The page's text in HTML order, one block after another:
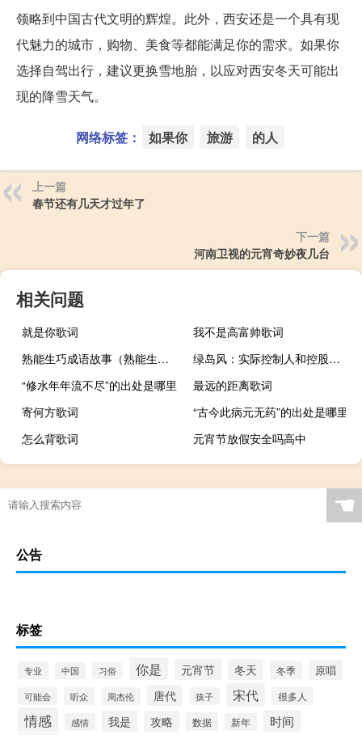
领略到中国古代文明的辉煌。此外，西安还是一个具有现
代魅力的城市，购物、美食等都能满足你的需求。如果你
选择自驾出行，建议更换雪地胎，以应对西安冬天可能出
现的降雪天气。
网络标签： 如果你 旅游 的人
上一篇
春节还有几天才过年了
下一篇
河南卫视的元宵奇妙夜几台
相关问题
就是你歌词
我不是高富帅歌词
熟能生巧成语故事（熟能生巧的下一句）
绿岛风：实际控制人和控股股东自愿延长限售股份锁定期
“修水年年流不尽”的出处是哪里
最远的距离歌词
寄何方歌词
“古今此病元无药”的出处是哪里
怎么背歌词
元宵节放假安全吗高中
☚
公告
标签
专业 中国 习俗 你是 元宵节 冬天 冬季 原唱
可能会 听众 周杰伦 唐代 孩子 宋代 很多人
情感 感情 我是 攻略 数据 新年 时间